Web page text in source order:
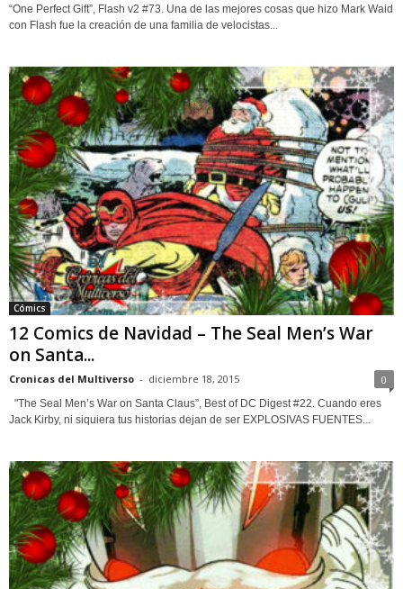
“One Perfect Gift”, Flash v2 #73. Una de las mejores cosas que hizo Mark Waid
con Flash fue la creación de una familia de velocistas...
Cómics
12 Comics de Navidad – The Seal Men’s War
on Santa...
Cronicas del Multiverso - diciembre 18, 2015 0
"The Seal Men’s War on Santa Claus”, Best of DC Digest #22. Cuando eres
Jack Kirby, ni siquiera tus historias dejan de ser EXPLOSIVAS FUENTES...